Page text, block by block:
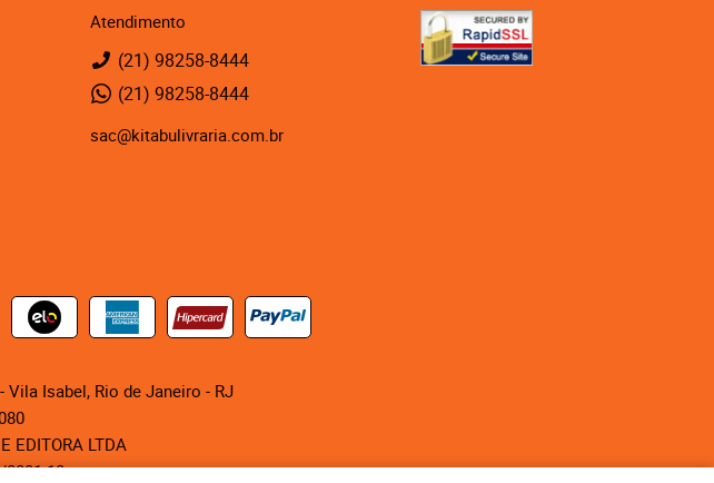
Atendimento
(21) 98258-8444
(21) 98258-8444
sac@kitabulivraria.com.br
- Vila Isabel, Rio de Janeiro - RJ
EDITORA LTDA
0001-10